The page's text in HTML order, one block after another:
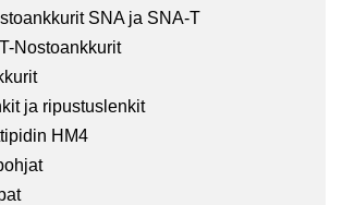
SNA ja SNA-T
Nostoankkurit
ja ripustuslenkit
HM4